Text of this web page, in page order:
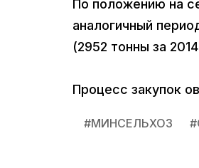
По положению на
аналогичный
(2952 тонны за
Процесс закупок
#МИНСЕЛЬХОЗ #